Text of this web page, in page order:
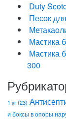
Duty
Песок
Мастика
Мастика
300
1 кг(23)
и боксы в опоры